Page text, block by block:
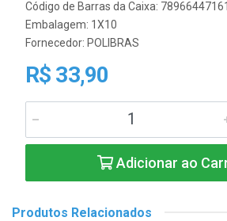
Código de Barras da Caixa:
Embalagem: 1X10
Fornecedor: POLIBRAS
R$ 33,90
Adicionar ao
Produtos Relacionados